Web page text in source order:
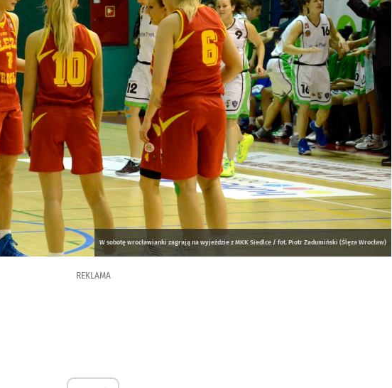
W sobotę wrocławianki zagrają na wyjeździe z MKK Siedlce / fot. Piotr Zadumiński (Ślęza Wrocław)
REKLAMA